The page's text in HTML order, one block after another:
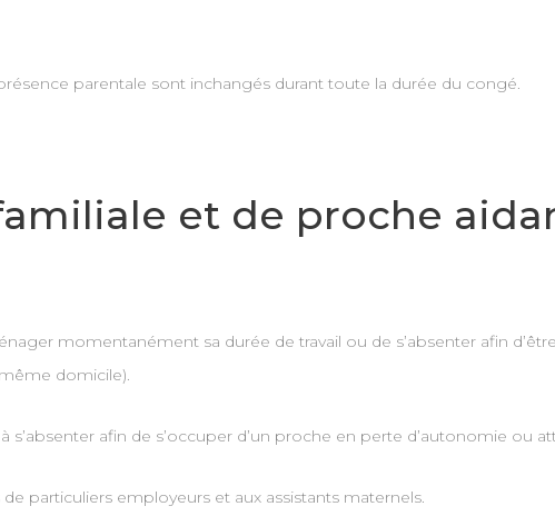
parentale sont inchangés durant toute la durée du congé.
et de proche
momentanément sa durée de travail ou de s’absenter afin
domicile).
afin de s’occuper d’un proche en perte d’autonomie ou
particuliers employeurs et aux assistants maternels.